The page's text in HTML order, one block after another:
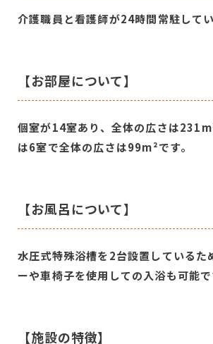
介護職員と看護師が24時間常駐してい
【お部屋について】
個室が14室あり、全体の広さは
は6室で全体の広さは99m²です。
【お風呂について】
水圧式特殊浴槽を2台設置しているた
ーや車椅子を使用しての入浴も可能で
【施設の特徴】